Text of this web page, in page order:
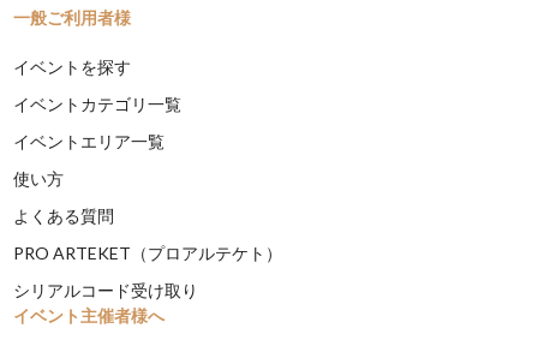
一般ご利用者様
イベントを探す
イベントカテゴリ一覧
イベントエリア一覧
使い方
よくある質問
PRO ARTEKET（プロアルテケト）
シリアルコード受け取り
イベント主催者様へ